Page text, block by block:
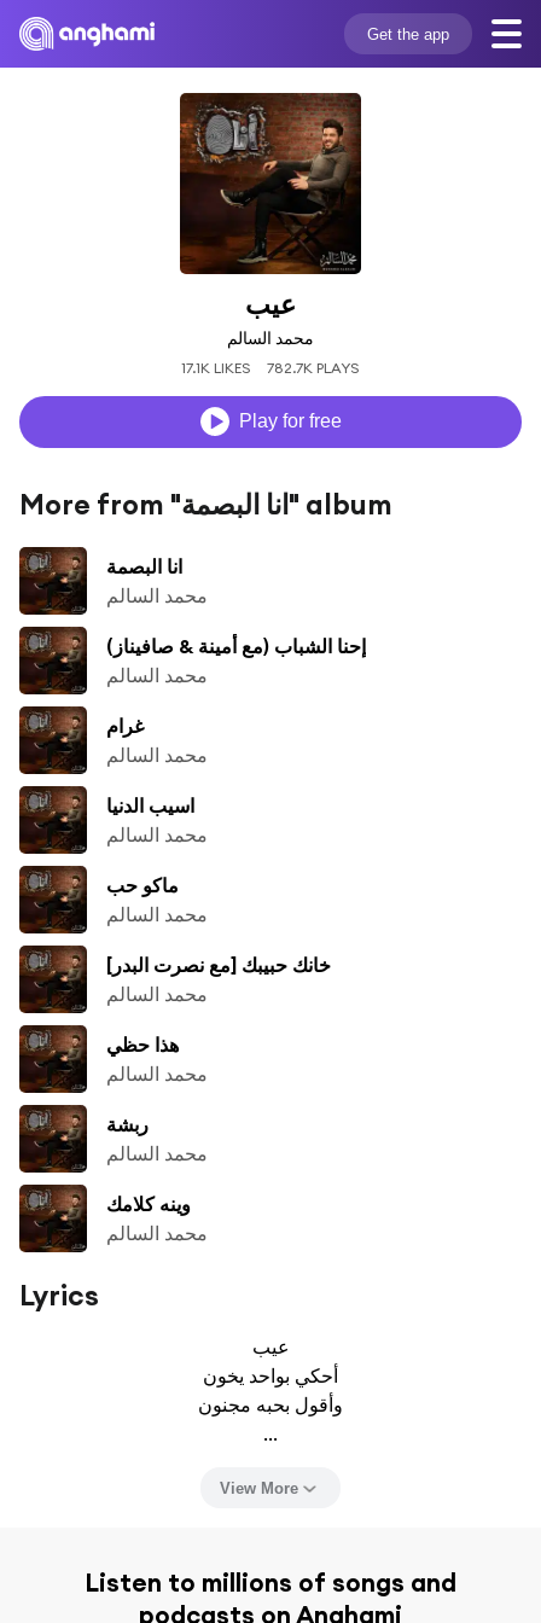
Get the app
عيب
محمد السالم
17.1K LIKES 782.7K PLAYS
Play for free
More from "انا البصمة" album
انا البصمة
محمد السالم
إحنا الشباب (مع أمينة & صافيناز)
محمد السالم
غرام
محمد السالم
اسيب الدنيا
محمد السالم
ماكو حب
محمد السالم
[خانك حبيبك [مع نصرت البدر
محمد السالم
هذا حظي
محمد السالم
ربشة
محمد السالم
وينه كلامك
محمد السالم
Lyrics
عيب
أحكي بواحد يخون
وأقول بحبه مجنون
...
View More
Listen to millions of songs and
podcasts on Anghami